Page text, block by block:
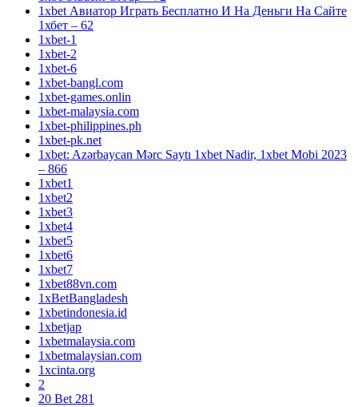
1xbet Авиатор Играть Бесплатно И На Деньги На Сайте
1хбет – 62
1xbet-1
1xbet-2
1xbet-6
1xbet-bangl.com
1xbet-games.onlin
1xbet-malaysia.com
1xbet-philippines.ph
1xbet-pk.net
1xbet: Azərbaycan Mərc Saytı 1xbet Nadir, 1xbet Mobi 2023
– 866
1xbet1
1xbet2
1xbet3
1xbet4
1xbet5
1xbet6
1xbet7
1xbet88vn.com
1xBetBangladesh
1xbetindonesia.id
1xbetjap
1xbetmalaysia.com
1xbetmalaysian.com
1xcinta.org
2
20 Bet 281